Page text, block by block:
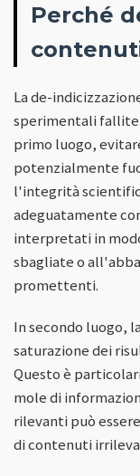
Perché
La de-
sperimentali fallite
primo luogo,
potenzialmente
l'integrità
adeguatamente
interpretati in
sbagliate o
promettenti.
In secondo luogo,
saturazione dei
Questo è
mole di
rilevanti può
di contenuti